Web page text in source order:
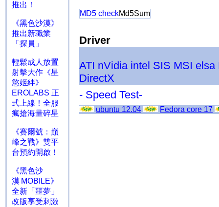
推出！
《黑色沙漠》
推出新職業
「探員」
輕鬆成人放置
射擊大作《星
慾姬絆》
EROLABS 正
式上線！全服
瘋搶海量碎星
《賽爾號：巔
峰之戰》雙平
台預約開啟！
《黑色沙
漠 MOBILE》
全新「噩夢」
改版享受刺激
MD5 checkMd5Sum
Driver
ATI nVidia intel SIS MSI elsa
DirectX
- Speed Test-
ubuntu 12.04 Fedora core 17